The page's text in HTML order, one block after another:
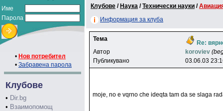
Име
Парола
• Нов потребител
• Забравена парола
Клубове
• Dir.bg
• Взаимопомощ
Клубове / Наука /Технически науки /
Информация за клуба
Тема
Re:
Автор
koroviev
Публикувано
03.06.03
moje, no e vqrno che ideqta tam da se slaga